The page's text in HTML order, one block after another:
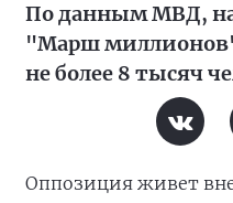
По данным МВД,
"Марш миллионов"
не более 8 тысяч
Оппозиция живет